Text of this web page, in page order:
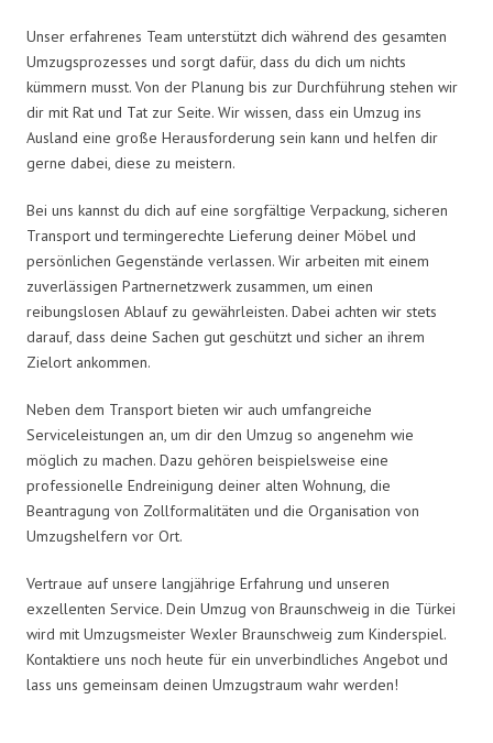
Unser erfahrenes Team unterstützt dich während des gesamten
Umzugsprozesses und sorgt dafür, dass du dich um nichts
kümmern musst. Von der Planung bis zur Durchführung stehen wir
dir mit Rat und Tat zur Seite. Wir wissen, dass ein Umzug ins
Ausland eine große Herausforderung sein kann und helfen dir
gerne dabei, diese zu meistern.
Bei uns kannst du dich auf eine sorgfältige Verpackung, sicheren
Transport und termingerechte Lieferung deiner Möbel und
persönlichen Gegenstände verlassen. Wir arbeiten mit einem
zuverlässigen Partnernetzwerk zusammen, um einen
reibungslosen Ablauf zu gewährleisten. Dabei achten wir stets
darauf, dass deine Sachen gut geschützt und sicher an ihrem
Zielort ankommen.
Neben dem Transport bieten wir auch umfangreiche
Serviceleistungen an, um dir den Umzug so angenehm wie
möglich zu machen. Dazu gehören beispielsweise eine
professionelle Endreinigung deiner alten Wohnung, die
Beantragung von Zollformalitäten und die Organisation von
Umzugshelfern vor Ort.
Vertraue auf unsere langjährige Erfahrung und unseren
exzellenten Service. Dein Umzug von Braunschweig in die Türkei
wird mit Umzugsmeister Wexler Braunschweig zum Kinderspiel.
Kontaktiere uns noch heute für ein unverbindliches Angebot und
lass uns gemeinsam deinen Umzugstraum wahr werden!